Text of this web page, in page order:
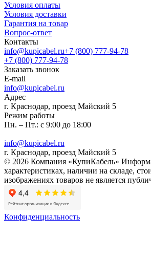
Условия оплаты
Условия доставки
Гарантия на товар
Вопрос-ответ
Контакты
info@kupicabel.ru+7 (800) 777-94-78
+7 (800) 777-94-78
Заказать звонок
E-mail
info@kupicabel.ru
Адрес
г. Краснодар, проезд Майский 5
Режим работы
Пн. – Пт.: с 9:00 до 18:00
info@kupicabel.ru
г. Краснодар, проезд Майский 5
© 2026 Компания «КупиКабель»
характеристиках, наличии на складе,
изображениях товаров не является
Конфиденциальность